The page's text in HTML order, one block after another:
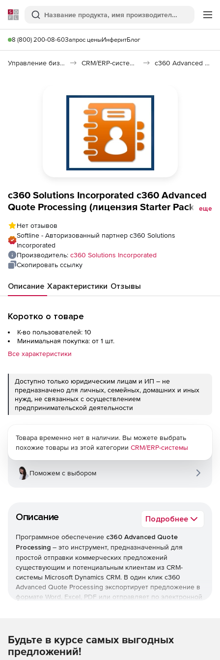
Softline
Поиск
8 (800) 200-08-60Запрос ценыИнферитБлог
Управление бизнесом, CRM/ERP CRM/ERP-системы c360 Advanced Quote Processing
c360 Solutions Incorporated c360 Advanced
Quote Processing (лицензия Starter Pack),еще
Нет отзывов
Softline - Авторизованный партнер c360 Solutions
Incorporated
Производитель: c360 Solutions Incorporated
Скопировать ссылку
Описание Характеристики Отзывы
Коротко о товаре
К-во пользователей: 10
Минимальная покупка: от 1 шт.
Все характеристики
Доступно только юридическим лицам и ИП – не
предназначено для личных, семейных, домашних и иных
нужд, не связанных с осуществлением
предпринимательской деятельности
Описание Подробнее
Программное обеспечение c360 Advanced Quote
Processing – это инструмент, предназначенный для
простой отправки коммерческих предложений
существующим и потенциальным клиентам из CRM-
системы Microsoft Dynamics CRM. В один клик c360
Advanced Quote Processing экспортирует предложение в
формате Word, Excel, PDF или отправляет по электронной
c360 Advanced Quote Processing включает в себя
удобные инструменты настройки коммерческих
Товара временно нет в наличии. Вы можете выбрать
похожие товары из этой категории CRM/ERP-системы
Поможем с выбором
Будьте в курсе самых выгодных
предложений!